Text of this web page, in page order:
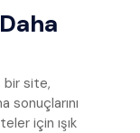
bir site,
sonuçlarını
için ışık